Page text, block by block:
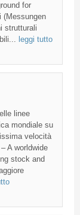
for
(Messungen
strutturali
leggi tutto
linee
mondiale su
velocità
A worldwide
stock and